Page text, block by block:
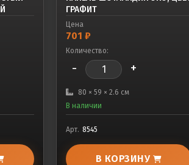
ГРАФИТ
Цена
701 ₽
Количество:
- +
80 × 59 × 2.6 см
В наличии
Арт. 8545
В КОРЗИНУ